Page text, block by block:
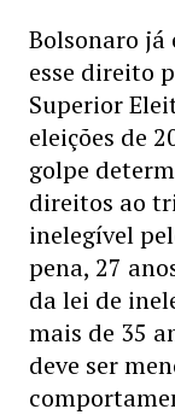
Bolsonaro já
esse direito
Superior
eleições de
golpe
direitos ao
inelegível
pena, 27
da lei de
mais de 35
deve ser